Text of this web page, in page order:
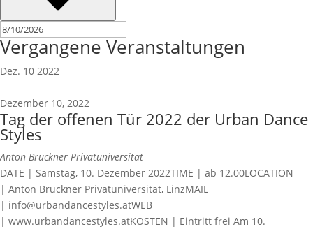
Vergangene Veranstaltungen
Dez. 10 2022
Dezember 10, 2022
Tag der offenen Tür 2022 der Urban Dance
Styles
Anton Bruckner Privatuniversität
DATE | Samstag, 10. Dezember 2022TIME | ab 12.00LOCATION
| Anton Bruckner Privatuniversität, LinzMAIL
| info@urbandancestyles.atWEB
| www.urbandancestyles.atKOSTEN | Eintritt frei Am 10.